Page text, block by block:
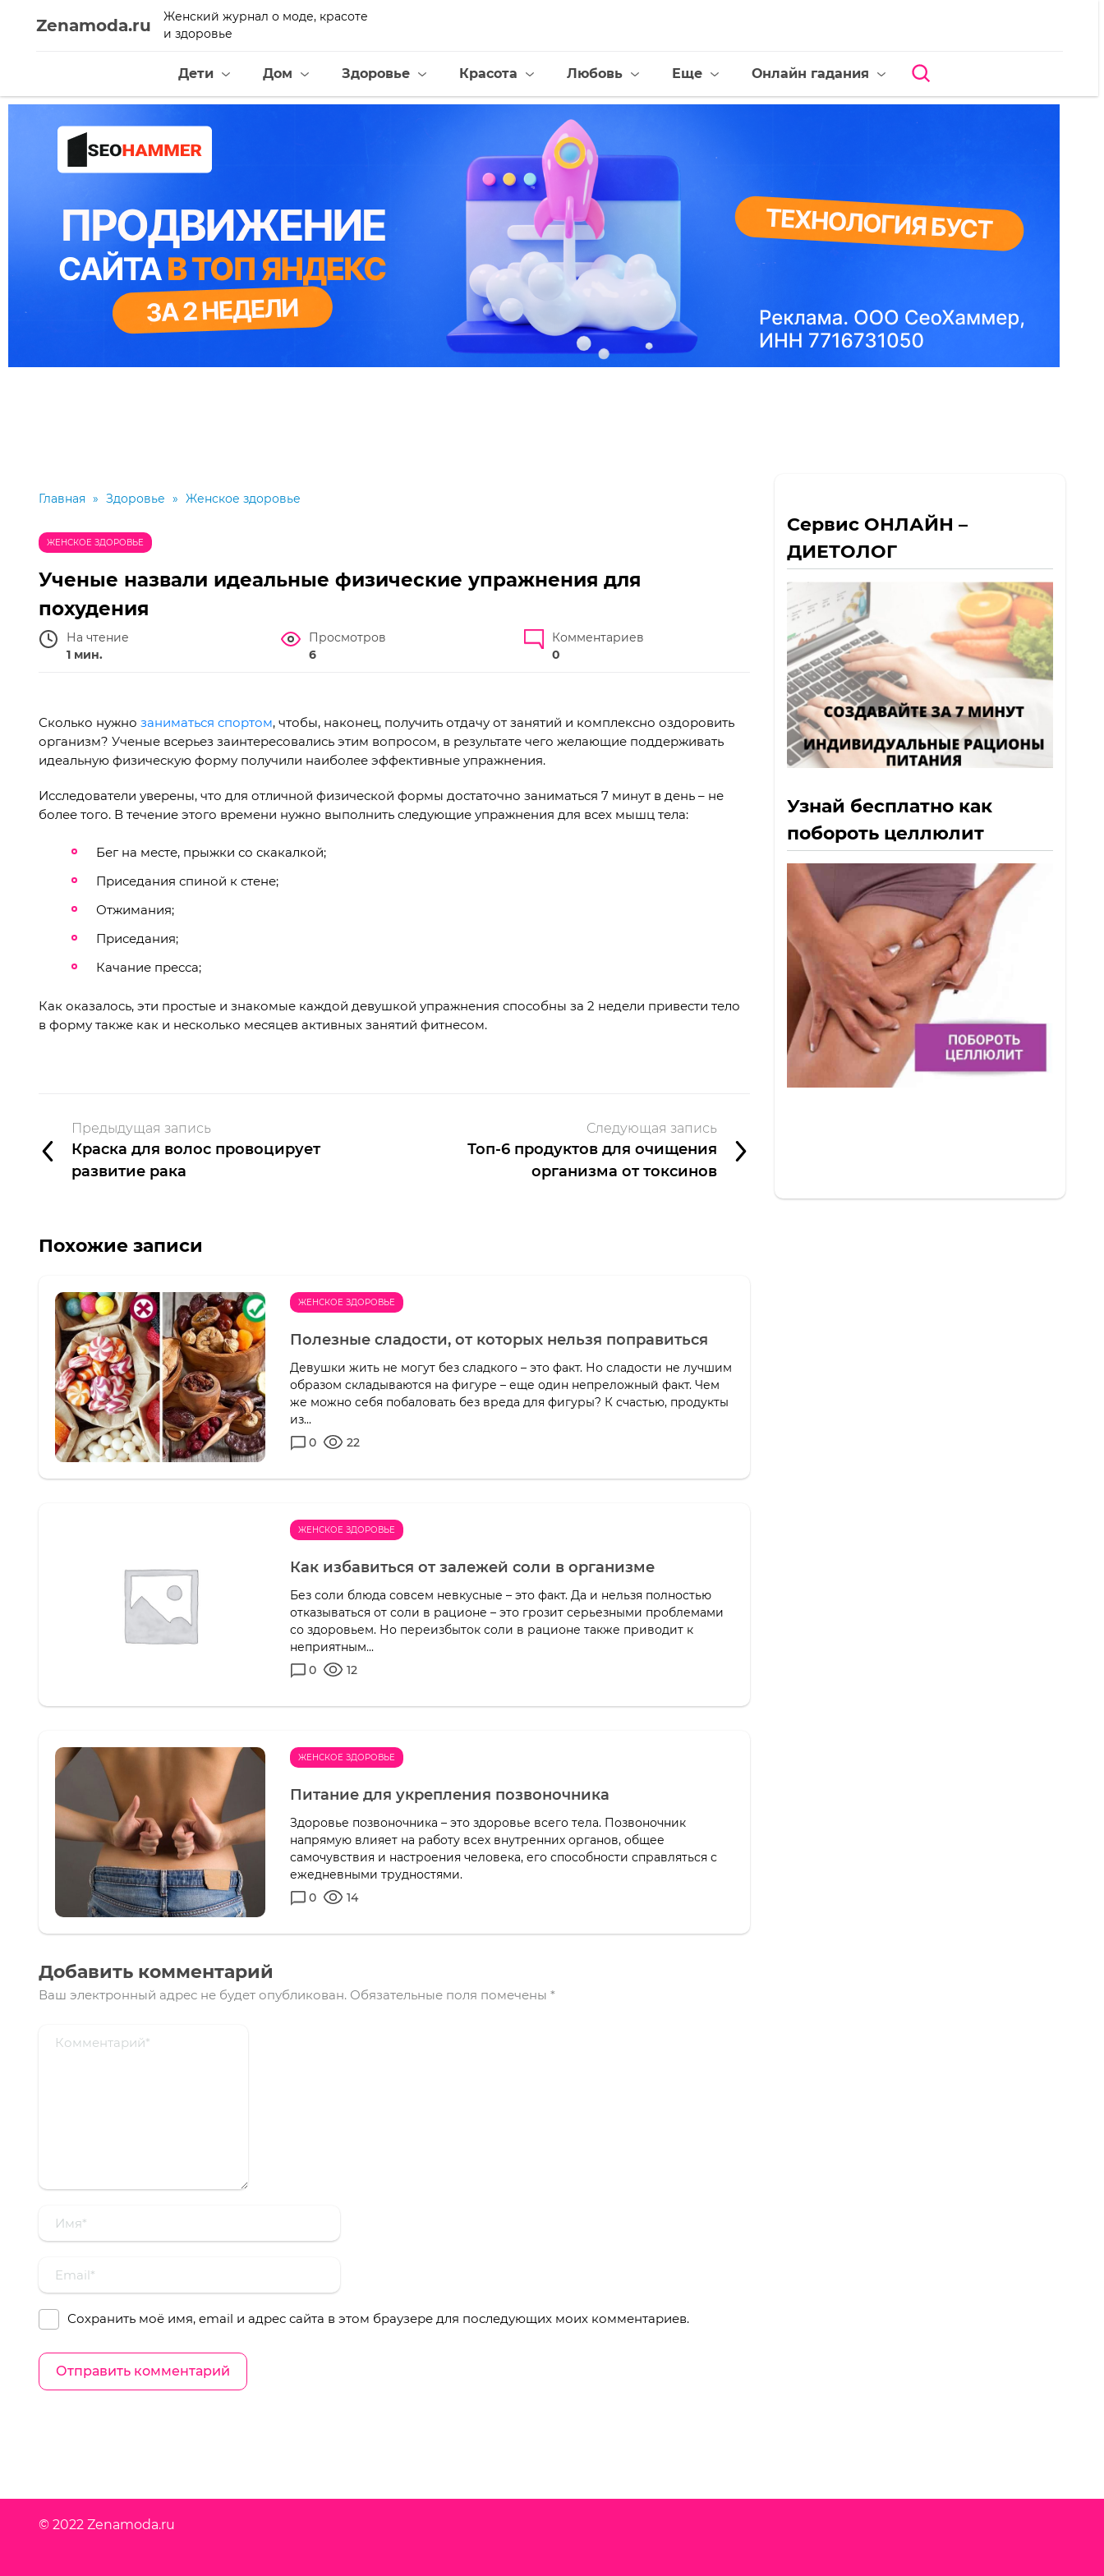
Zenamoda.ru
Женский журнал о моде, красоте
и здоровье
Дети Дом Здоровье Красота Любовь Еще Онлайн гадания
Главная » Здоровье » Женское здоровье
ЖЕНСКОЕ ЗДОРОВЬЕ
Ученые назвали идеальные физические упражнения для
похудения
На чтение
1 мин.
Просмотров
6
Комментариев
0
Сколько нужно заниматься спортом, чтобы, наконец, получить отдачу от занятий и комплексно оздоровить
организм? Ученые всерьез заинтересовались этим вопросом, в результате чего желающие поддерживать
идеальную физическую форму получили наиболее эффективные упражнения.
Исследователи уверены, что для отличной физической формы достаточно заниматься 7 минут в день – не
более того. В течение этого времени нужно выполнить следующие упражнения для всех мышц тела:
Бег на месте, прыжки со скакалкой;
Приседания спиной к стене;
Отжимания;
Приседания;
Качание пресса;
Как оказалось, эти простые и знакомые каждой девушкой упражнения способны за 2 недели привести тело
в форму также как и несколько месяцев активных занятий фитнесом.
Предыдущая запись
Краска для волос провоцирует
развитие рака
Следующая запись
Топ-6 продуктов для очищения
организма от токсинов
Похожие записи
ЖЕНСКОЕ ЗДОРОВЬЕ
Полезные сладости, от которых нельзя поправиться
Девушки жить не могут без сладкого – это факт. Но сладости не лучшим
образом складываются на фигуре – еще один непреложный факт. Чем
же можно себя побаловать без вреда для фигуры? К счастью, продукты
из...
0
22
ЖЕНСКОЕ ЗДОРОВЬЕ
Как избавиться от залежей соли в организме
Без соли блюда совсем невкусные – это факт. Да и нельзя полностью
отказываться от соли в рационе – это грозит серьезными проблемами
со здоровьем. Но переизбыток соли в рационе также приводит к
неприятным...
0
12
ЖЕНСКОЕ ЗДОРОВЬЕ
Питание для укрепления позвоночника
Здоровье позвоночника – это здоровье всего тела. Позвоночник
напрямую влияет на работу всех внутренних органов, общее
самочувствия и настроения человека, его способности справляться с
ежедневными трудностями.
0
14
Добавить комментарий
Ваш электронный адрес не будет опубликован. Обязательные поля помечены *
Сохранить моё имя, email и адрес сайта в этом браузере для последующих моих комментариев.
Сервис ОНЛАЙН –
ДИЕТОЛОГ
Узнай бесплатно как
побороть целлюлит
© 2022 Zenamoda.ru